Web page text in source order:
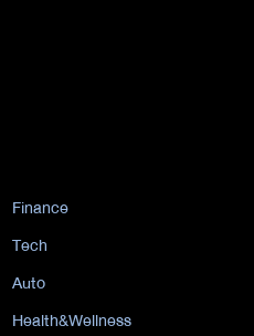
Finance
Tech
Auto
Health&Wellness